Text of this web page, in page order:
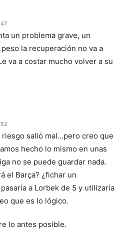
un problema grave, un
la recuperación no va a
va a costar mucho volver a su
riesgo salió mal…pero creo que
hecho lo mismo en unas
no se puede guardar nada.
el Barça? ¿fichar un
a Lorbek de 5 y utilizaría
que es lo lógico.
lo antes posible.